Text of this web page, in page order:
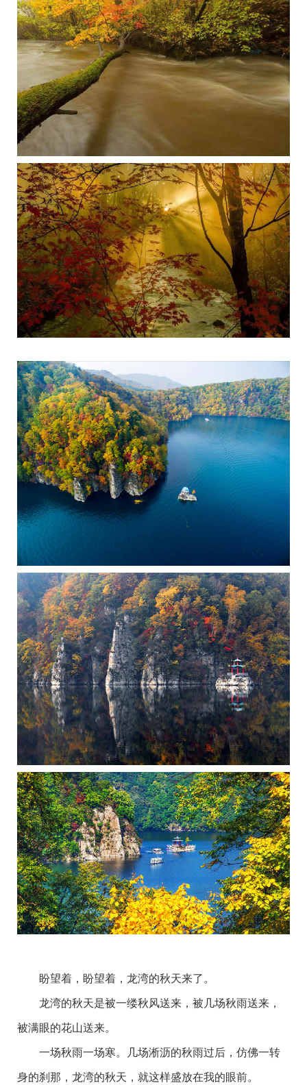
盼望着，盼望着，龙湾的秋天来了。
龙湾的秋天是被一缕秋风送来，被几场秋雨送来，
被满眼的花山送来。
一场秋雨一场寒。几场淅沥的秋雨过后，仿佛一转
身的刹那，龙湾的秋天，就这样盛放在我的眼前。